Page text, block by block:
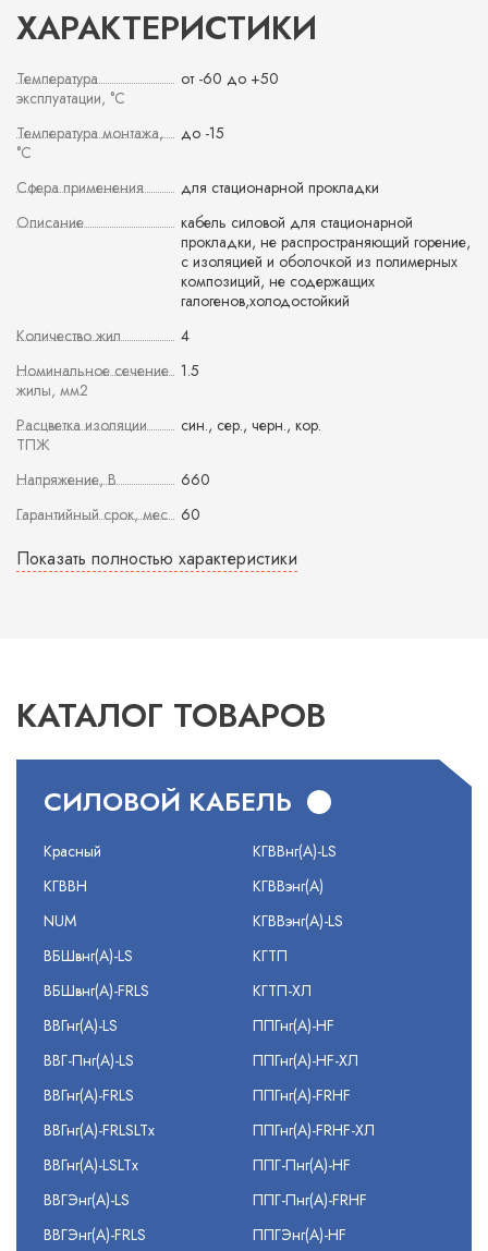
ХАРАКТЕРИСТИКИ
Температура
эксплуатации, °С
от -60 до +50
Температура монтажа,
°С
до -15
Сфера применения
для стационарной прокладки
Описание
кабель силовой для стационарной
прокладки, не распространяющий горение,
с изоляцией и оболочкой из полимерных
композиций, не содержащих
галогенов,холодостойкий
Количество жил
4
Номинальное сечение
жилы, мм2
1.5
Расцветка изоляции
ТПЖ
син., сер., черн., кор.
Напряжение, В
660
Гарантийный срок, мес
60
Показать полностью характеристики
КАТАЛОГ ТОВАРОВ
СИЛОВОЙ КАБЕЛЬ
Красный
КГВВН
NUM
ВБШвнг(А)-LS
ВБШвнг(А)-FRLS
ВВГнг(А)-LS
ВВГ-Пнг(А)-LS
ВВГнг(А)-FRLS
ВВГнг(А)-FRLSLTx
ВВГнг(А)-LSLTx
ВВГЭнг(А)-LS
ВВГЭнг(А)-FRLS
КГВВнг(А)-LS
КГВВэнг(А)
КГВВэнг(А)-LS
КГТП
КГТП-ХЛ
ППГнг(А)-HF
ППГнг(А)-HF-ХЛ
ППГнг(А)-FRHF
ППГнг(А)-FRHF-ХЛ
ППГ-Пнг(А)-HF
ППГ-Пнг(А)-FRHF
ППГЭнг(А)-HF